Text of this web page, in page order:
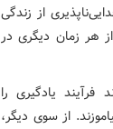
از زندگی
هر زمان دیگری در
یادگیری را
از سوی دیگر،